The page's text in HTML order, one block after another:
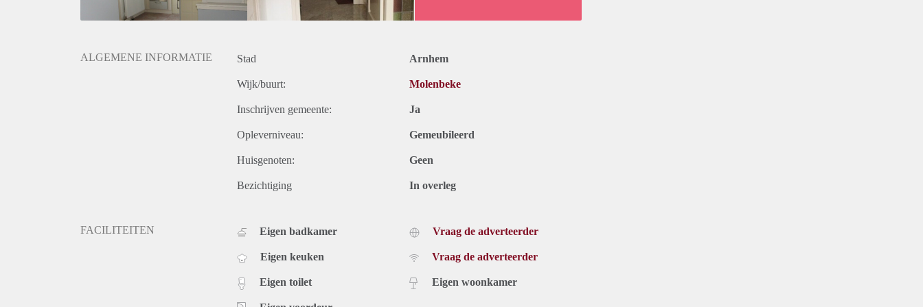
ALGEMENE INFORMATIE Stad Arnhem
Wijk/buurt: Molenbeke
Inschrijven gemeente: Ja
Opleverniveau: Gemeubileerd
Huisgenoten: Geen
Bezichtiging In overleg
FACILITEITEN Eigen badkamer
Eigen keuken
Eigen toilet
Vraag de adverteerder
Vraag de adverteerder
Eigen woonkamer